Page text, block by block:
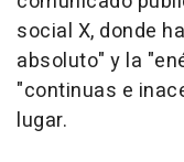
social X, donde
absoluto" y la
"continuas e
lugar.